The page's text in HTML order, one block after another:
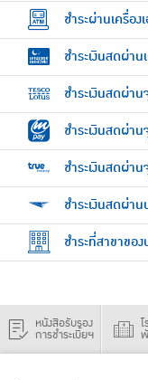
ชำระผ่านเครื่อ
ชำระเงินสดผ่าน
ชำระเงินสดผ่าน
ชำระเงินสดผ่า
ชำระเงินสดผ่า
ชำระเงินสดผ่า
ชำระที่สาขาขอ
หนังสือรับรอง
การชำระเบี้ยฯ